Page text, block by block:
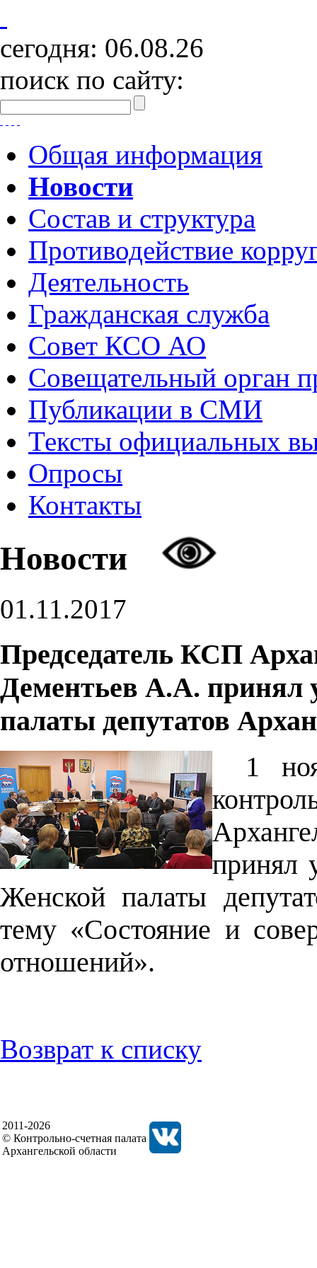
сегодня: 06.08.26
поиск по сайту:
Общая информация
Новости
Состав и структура
Противодействие
Деятельность
Гражданская служба
Совет КСО АО
Совещательный орган
Публикации в СМИ
Тексты официальных
Опросы
Контакты
Новости
01.11.2017
Председатель КСП
Дементьев А.А. принял
палаты депутатов
1
принял
Женской палаты
тему «Состояние и
отношений».
Возврат к списку
2011-2026
© Контрольно-счетная палата
Архангельской области